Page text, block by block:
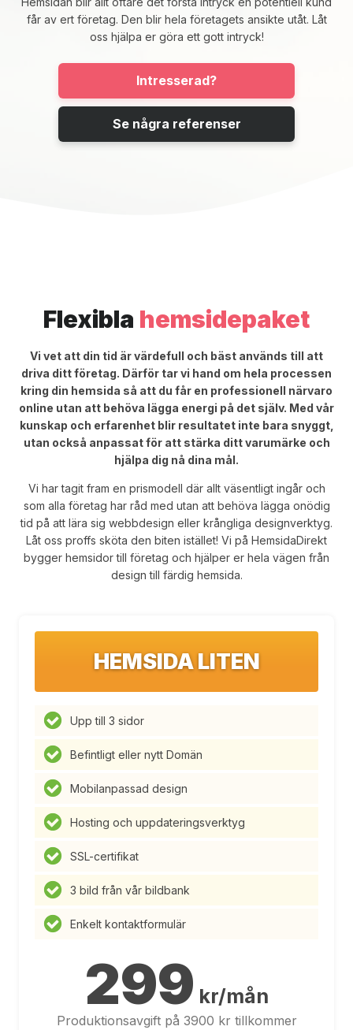
får av ert företag. Den blir hela företagets ansikte utåt. Låt
oss hjälpa er göra ett gott intryck!
Intresserad?
Se några referenser
Flexibla hemsidepaket
Vi vet att din tid är värdefull och bäst används till att
driva ditt företag. Därför tar vi hand om hela processen
kring din hemsida så att du får en professionell närvaro
online utan att behöva lägga energi på det själv. Med vår
kunskap och erfarenhet blir resultatet inte bara snyggt,
utan också anpassat för att stärka ditt varumärke och
hjälpa dig nå dina mål.
Vi har tagit fram en prismodell där allt väsentligt ingår och
som alla företag har råd med utan att behöva lägga onödig
tid på att lära sig webbdesign eller krångliga designverktyg.
Låt oss proffs sköta den biten istället! Vi på HemsidaDirekt
bygger hemsidor till företag och hjälper er hela vägen från
design till färdig hemsida.
HEMSIDA LITEN
Upp till 3 sidor
Befintligt eller nytt Domän
Mobilanpassad design
Hosting och uppdateringsverktyg
SSL-certifikat
3 bild från vår bildbank
Enkelt kontaktformulär
299 kr/mån
Produktionsavgift på 3900 kr tillkommer